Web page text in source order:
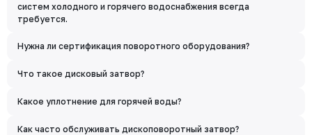
систем холодного и горячего водоснабжения всегда
требуется.
Нужна ли сертификация поворотного оборудования?
Что такое дисковый затвор?
Какое уплотнение для горячей воды?
Как часто обслуживать дископоворотный затвор?